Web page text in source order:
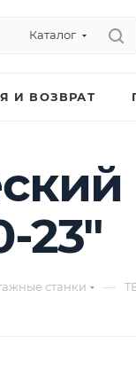
Каталог
И ВОЗВРАТ
23"
станки —